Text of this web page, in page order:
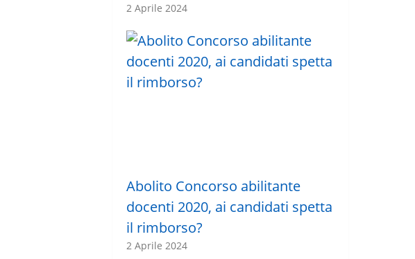
2 Aprile 2024
Abolito Concorso abilitante
docenti 2020, ai candidati spetta
il rimborso?
2 Aprile 2024